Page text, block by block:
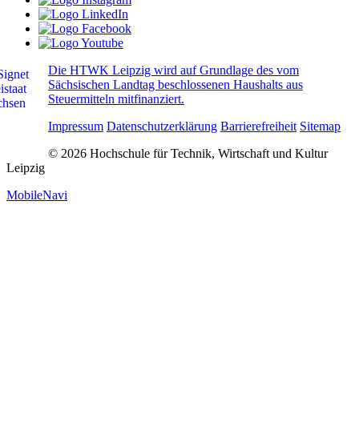
Die HTWK Leipzig wird auf Grundlage des vom
Sächsischen Landtag beschlossenen Haushalts aus
Steuermitteln mitfinanziert.
Impressum Datenschutzerklärung Barrierefreiheit Sitemap
© 2026 Hochschule für Technik, Wirtschaft und Kultur
Leipzig
MobileNavi